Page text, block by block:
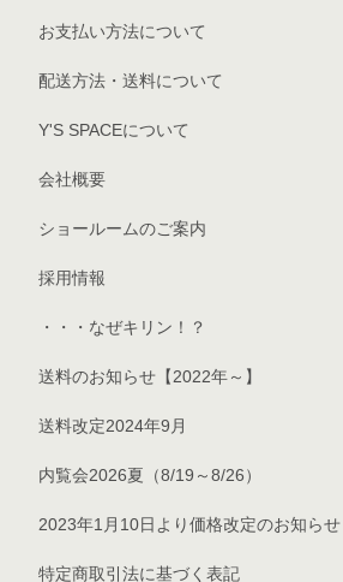
お支払い方法について
配送方法・送料について
Y'S SPACEについて
会社概要
ショールームのご案内
採用情報
・・・なぜキリン！？
送料のお知らせ【2022年～】
送料改定2024年9月
内覧会2026夏（8/19～8/26）
2023年1月10日より価格改定のお知らせ
特定商取引法に基づく表記